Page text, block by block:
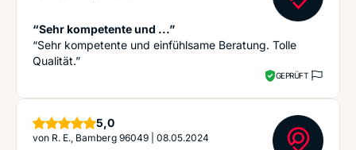
“Sehr kompetente und ...”
“Sehr kompetente und einfühlsame Beratung. Tolle
Qualität.”
GEPRÜFT
5,0Sterne
von R. E., Bamberg 96049 08.05.2024